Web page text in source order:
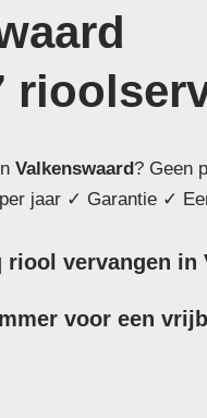
Valkenswaard? Geen
jaar ✓ Garantie ✓
vervangen in
voor een